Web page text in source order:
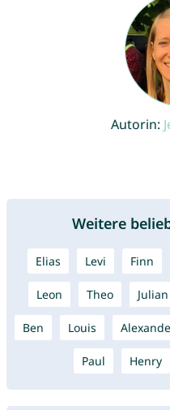
Autorin:
Weitere
Elias Levi Finn
Leon Theo Julian
Ben Louis
Paul Henry